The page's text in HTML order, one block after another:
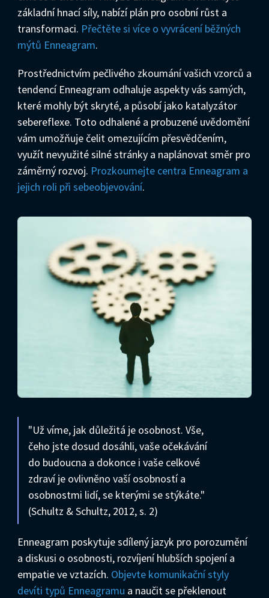
základní hnací síly, nabízí plán pro osobní růst a
transformaci. Přečtěte si více o vyvrácení běžných
mýtů Enneagram.
Prostřednictvím pečlivého zkoumání vašich vzorců a
tendencí Enneagram odhaluje aspekty vás samých,
které mohly být skryté, a působí jako katalyzátor
sebereflexe. Toto odhalené a probuzené uvědomění
vám umožňuje čelit omezujícím přesvědčením,
využít nevyužité silné stránky a naplánovat směr pro
záměrný rozvoj. Prozkoumejte centra Enneagram a
jejich roli při sebeobjevování.
"Už víme, jak důležitá je osobnost. Vše,
čeho jste dosud dosáhli, vaše očekávání
do budoucna a dokonce i vaše celkové
zdraví je ovlivněno vaší osobností a
osobnostmi lidí, se kterými se stýkáte."
(Schultz & Schultz, 2012, s. 2)
Enneagram poskytuje sdílený jazyk pro porozumění
a diskusi o osobnosti, rozvíjení hlubších spojení a
empatie ve vztazích. Objevte komunikační styly
devíti typů Enneagramu a naučit se překlenout